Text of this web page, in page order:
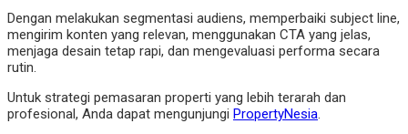
Dengan melakukan segmentasi audiens, memperbaiki subject line,
mengirim konten yang relevan, menggunakan CTA yang jelas,
menjaga desain tetap rapi, dan mengevaluasi performa secara
rutin.
Untuk strategi pemasaran properti yang lebih terarah dan
profesional, Anda dapat mengunjungi PropertyNesia.